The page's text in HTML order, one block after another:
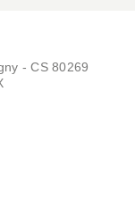
- CS 80269